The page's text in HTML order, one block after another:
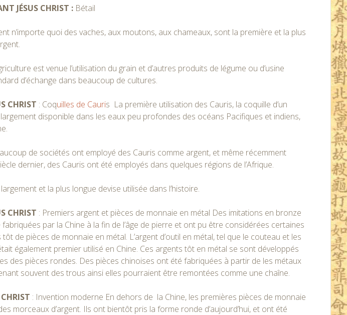
JÉSUS CHRIST : Bétail
n’importe quoi des vaches, aux moutons, aux chameaux, sont la première et la plus
est venue l’utilisation du grain et d’autres produits de légume ou d’usine
d’échange dans beaucoup de cultures.
CHRIST : Coquilles de Cauris La première utilisation des Cauris, la coquille d’un
disponible dans les eaux peu profondes des océans Pacifiques et indiens,
de sociétés ont employé des Cauris comme argent, et même récemment
dernier, des Cauris ont été employés dans quelques régions de l’Afrique.
et la plus longue devise utilisée dans l’histoire.
CHRIST : Premiers argent et pièces de monnaie en métal Des imitations en bronze
par la Chine à la fin de l’âge de pierre et ont pu être considérées certaines
de pièces de monnaie en métal. L’argent d’outil en métal, tel que le couteau et les
également premier utilisé en Chine. Ces argents tôt en métal se sont développés
des pièces rondes. Des pièces chinoises ont été fabriquées à partir de les métaux
souvent des trous ainsi elles pourraient être remontées comme une chaîne.
: Invention moderne En dehors de la Chine, les premières pièces de monnaie
morceaux d’argent. Ils ont bientôt pris la forme ronde d’aujourd’hui, et ont été